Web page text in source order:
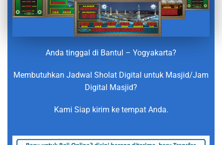
Anda tinggal di Bantul – Yogyakarta?
Membutuhkan Jadwal Sholat Digital untuk Masjid/Jam
Digital Masjid?
Kami Siap kirim ke tempat Anda.